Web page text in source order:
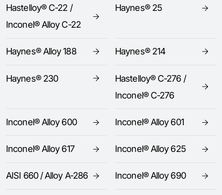
Hastelloy® C-22 /
Inconel® Alloy C-22
Haynes® 25
Haynes® Alloy 188 Haynes® 214
Haynes® 230
Hastelloy® C-276 /
Inconel® C-276
Inconel® Alloy 600 Inconel® Alloy 601
Inconel® Alloy 617 Inconel® Alloy 625
AISI 660 / Alloy A-286 Inconel® Alloy 690